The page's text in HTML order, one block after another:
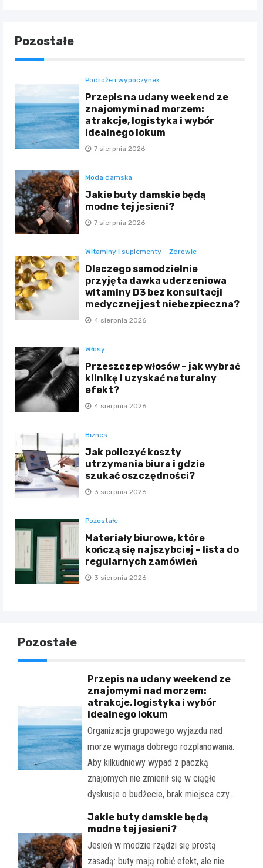
Pozostałe
Podróże i wypoczynek
Przepis na udany weekend ze
znajomymi nad morzem:
atrakcje, logistyka i wybór
idealnego lokum
7 sierpnia 2026
Moda damska
Jakie buty damskie będą
modne tej jesieni?
7 sierpnia 2026
Witaminy i suplementy Zdrowie
Dlaczego samodzielnie
przyjęta dawka uderzeniowa
witaminy D3 bez konsultacji
medycznej jest niebezpieczna?
4 sierpnia 2026
Włosy
Przeszczep włosów – jak wybrać
klinikę i uzyskać naturalny
efekt?
4 sierpnia 2026
Biznes
Jak policzyć koszty
utrzymania biura i gdzie
szukać oszczędności?
3 sierpnia 2026
Pozostałe
Materiały biurowe, które
kończą się najszybciej – lista do
regularnych zamówień
3 sierpnia 2026
Pozostałe
Przepis na udany weekend ze
znajomymi nad morzem:
atrakcje, logistyka i wybór
idealnego lokum
Organizacja grupowego wyjazdu nad
morze wymaga dobrego rozplanowania.
Aby kilkudniowy wypad z paczką
znajomych nie zmienił się w ciągłe
dyskusje o budżecie, brak miejsca czy…
Jakie buty damskie będą
modne tej jesieni?
Jesień w modzie rządzi się prostą
zasadą: buty mają robić efekt, ale nie